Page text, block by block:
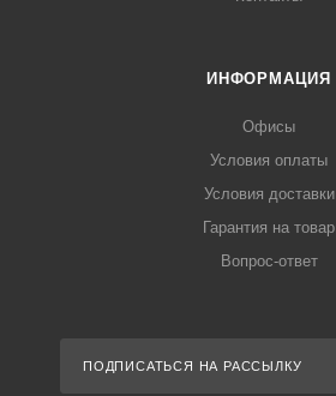
ИНФОРМАЦИЯ
Офисы
Условия оплаты
Условия доставки
Гарантия на товар
Вопрос-ответ
ПОДПИСАТЬСЯ НА РАССЫЛКУ